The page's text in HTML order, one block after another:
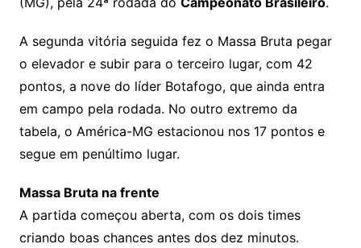
sr
o
o
m
m
l
A segunda vitória seguida fez o Massa Bruta pegar
o elevador e subir para o terceiro lugar, com 42
pontos, a nove do líder Botafogo, que ainda entra
em campo pela rodada. No outro extremo da
tabela, o América-MG estacionou nos 17 pontos e
segue em penúltimo lugar.
Massa Bruta na frente
A partida começou aberta, com os dois times
criando boas chances antes dos dez minutos.